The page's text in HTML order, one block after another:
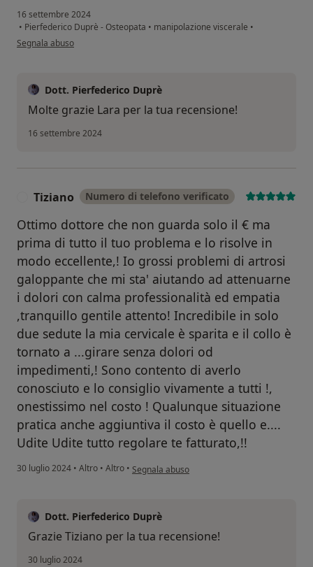
16 settembre 2024
• Pierfederico Duprè - Osteopata • manipolazione viscerale •
secondo l'opinione dell'utente Lara
Segnala abuso
Dott. Pierfederico Duprè
Molte grazie Lara per la tua recensione!
16 settembre 2024
Tiziano Numero di telefono verificato
Ottimo dottore che non guarda solo il € ma
prima di tutto il tuo problema e lo risolve in
modo eccellente,! Io grossi problemi di artrosi
galoppante che mi sta' aiutando ad attenuarne
i dolori con calma professionalità ed empatia
,tranquillo gentile attento! Incredibile in solo
due sedute la mia cervicale è sparita e il collo è
tornato a ...girare senza dolori od
impedimenti,! Sono contento di averlo
conosciuto e lo consiglio vivamente a tutti !,
onestissimo nel costo ! Qualunque situazione
pratica anche aggiuntiva il costo è quello e....
Udite Udite tutto regolare te fatturato,!!
30 luglio 2024 • Altro • Altro • secondo l'opinione dell'utente Tiziano
Segnala abuso
Dott. Pierfederico Duprè
Grazie Tiziano per la tua recensione!
30 luglio 2024